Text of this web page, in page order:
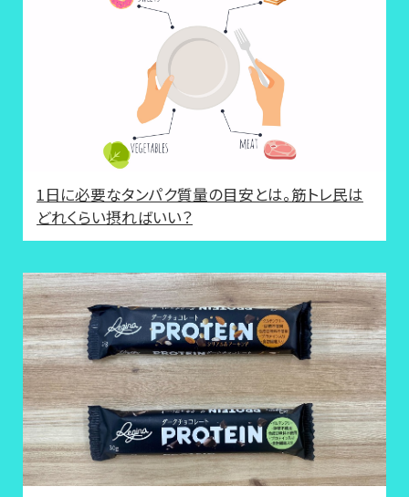
1日に必要なタンパク質量の目安とは。筋トレ民は
どれくらい摂ればいい？